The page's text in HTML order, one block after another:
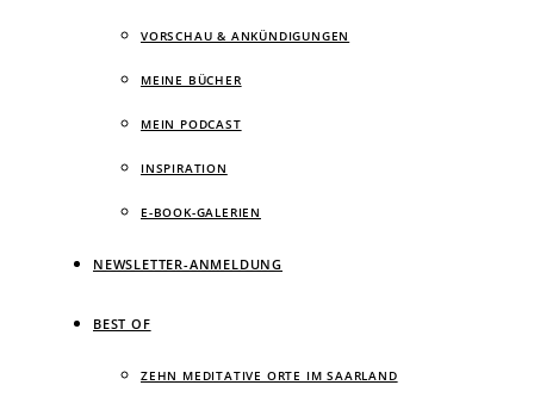
VORSCHAU & ANKÜNDIGUNGEN
MEINE BÜCHER
MEIN PODCAST
INSPIRATION
E-BOOK-GALERIEN
NEWSLETTER-ANMELDUNG
BEST OF
ZEHN MEDITATIVE ORTE IM SAARLAND